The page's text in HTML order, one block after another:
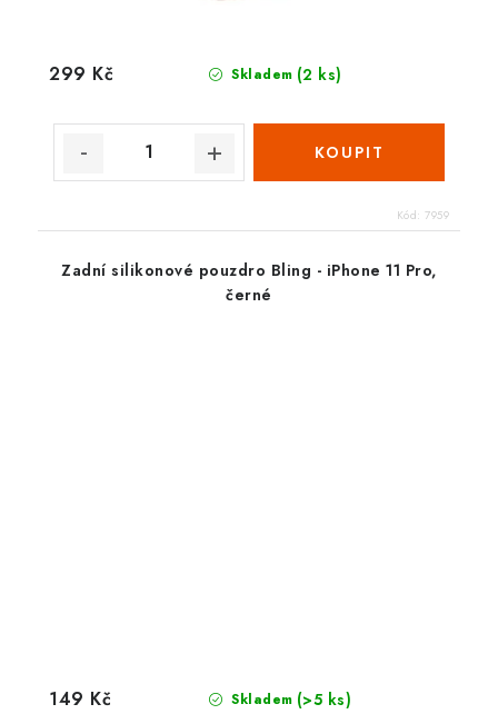
Skladem (2 ks)
299 Kč
Kód: 7959
Zadní silikonové pouzdro Bling - iPhone 11 Pro,
černé
Skladem (>5 ks)
149 Kč